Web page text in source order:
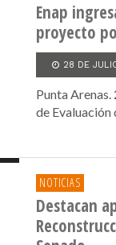
Enap
proyecto
28 DE
Punta
de Evaluación
NOTICIAS
Destacan